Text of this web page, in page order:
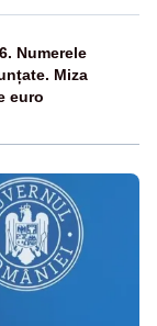
Numerele
Miza
euro